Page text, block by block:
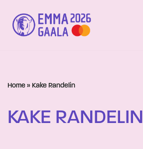
Siirry
suoraan
Home » Kake Randelin
KAKE RANDELIN